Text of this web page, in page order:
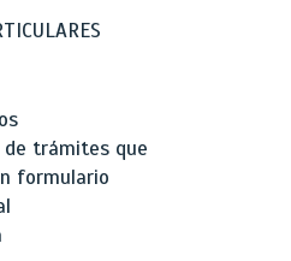
de trámites que
formulario